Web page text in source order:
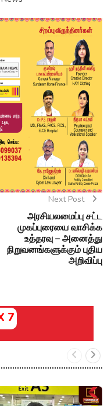
Next Post
அரசியலமைப்பு சட்ட
முகப்புரையை வாசிக்க
உத்தரவு – அனைத்து
நிறுவனங்களுக்கும் புதிய
அறிவிப்பு
7